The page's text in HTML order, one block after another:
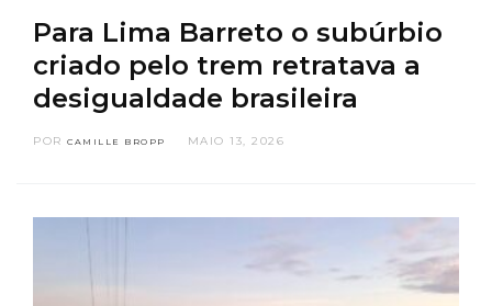
Para Lima Barreto o subúrbio
criado pelo trem retratava a
desigualdade brasileira
POR CAMILLE BROPP MAIO 13, 2026